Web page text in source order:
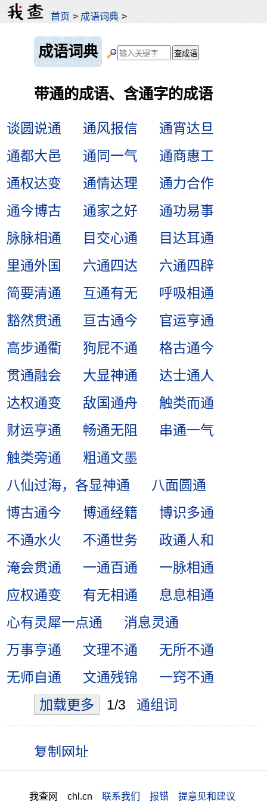
首页 > 成语词典 >
成语词典
带通的成语、含通字的成语
谈圆说通 通风报信
通宵达旦
通都大邑
通同一气
通商惠工
通权达变
通情达理
通力合作
通今博古
通家之好
通功易事
脉脉相通
目交心通
目达耳通
里通外国
六通四达
六通四辟
简要清通
互通有无
呼吸相通
豁然贯通
亘古通今
官运亨通
高步通衢
狗屁不通
格古通今
贯通融会
大显神通
达士通人
达权通变
敌国通舟
触类而通
财运亨通
畅通无阻
串通一气
触类旁通
粗通文墨
八仙过海，各显神通
八面圆通
博古通今
博通经籍
博识多通
不通水火
不通世务
政通人和
淹会贯通
一通百通
一脉相通
应权通变
有无相通
息息相通
心有灵犀一点通
消息灵通
万事亨通
文理不通
无所不通
无师自通
文通残锦
一窍不通
加载更多
1/3 通组词
我查网 chl.cn 联系我们 报错 提意见和建议